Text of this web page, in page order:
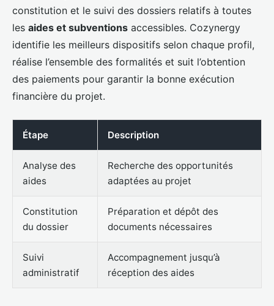
constitution et le suivi des dossiers relatifs à toutes
les aides et subventions accessibles. Cozynergy
identifie les meilleurs dispositifs selon chaque profil,
réalise l’ensemble des formalités et suit l’obtention
des paiements pour garantir la bonne exécution
financière du projet.
Étape Description
Analyse des
aides
Recherche des opportunités
adaptées au projet
Constitution
du dossier
Préparation et dépôt des
documents nécessaires
Suivi
administratif
Accompagnement jusqu’à
réception des aides